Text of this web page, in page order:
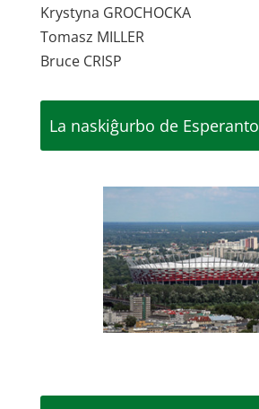
Krystyna GROCHOCKA
Tomasz MILLER
Bruce CRISP
La naskiĝurbo de Esperanto